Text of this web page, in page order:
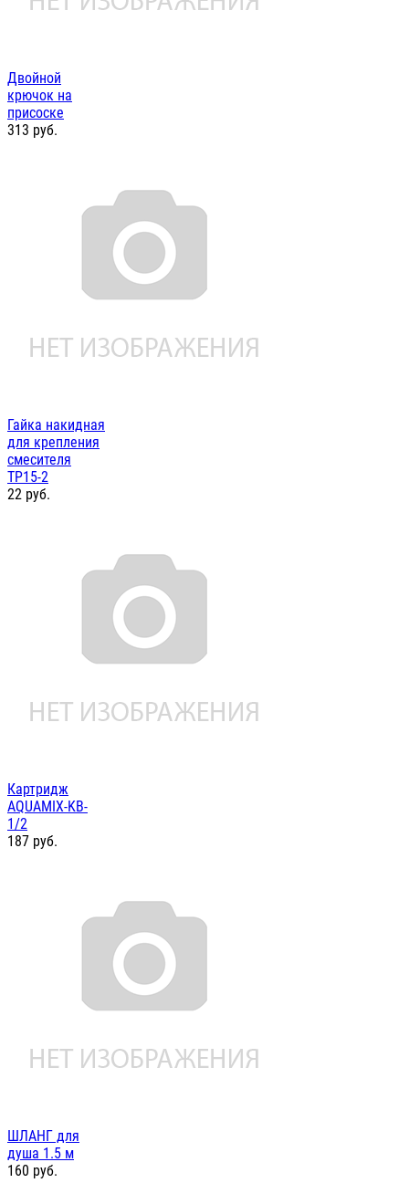
Двойной
крючок на
присоске
313 руб.
Гайка накидная
для крепления
смесителя
ТР15-2
22 руб.
Картридж
AQUAMIX-KB-
1/2
187 руб.
ШЛАНГ для
душа 1.5 м
160 руб.